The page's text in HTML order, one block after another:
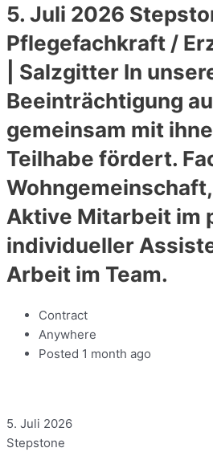
5. Juli 2026
Pflegefachkraft /
| Salzgitter In
Beeinträchtigung
gemeinsam mit
Teilhabe fördert.
Aktive Mitarbeit im
individueller
Arbeit im Team.
Contract
Anywhere
Posted 1 month ago
5. Juli 2026
Stepstone